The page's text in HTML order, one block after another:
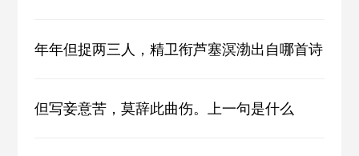
年年但捉两三人，精卫衔芦塞溟渤出自哪首诗
但写妾意苦，莫辞此曲伤。上一句是什么